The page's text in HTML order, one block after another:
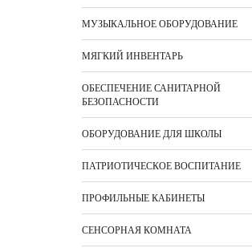
МУЗЫКАЛЬНОЕ ОБОРУДОВАНИЕ
МЯГКИЙ ИНВЕНТАРЬ
ОБЕСПЕЧЕНИЕ САНИТАРНОЙ
БЕЗОПАСНОСТИ
ОБОРУДОВАНИЕ ДЛЯ ШКОЛЫ
ПАТРИОТИЧЕСКОЕ ВОСПИТАНИЕ
ПРОФИЛЬНЫЕ КАБИНЕТЫ
СЕНСОРНАЯ КОМНАТА